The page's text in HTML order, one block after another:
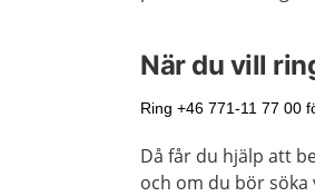
När du vill
Ring +46 771-11 77 00
Då får du hjälp att
och om du bör söka